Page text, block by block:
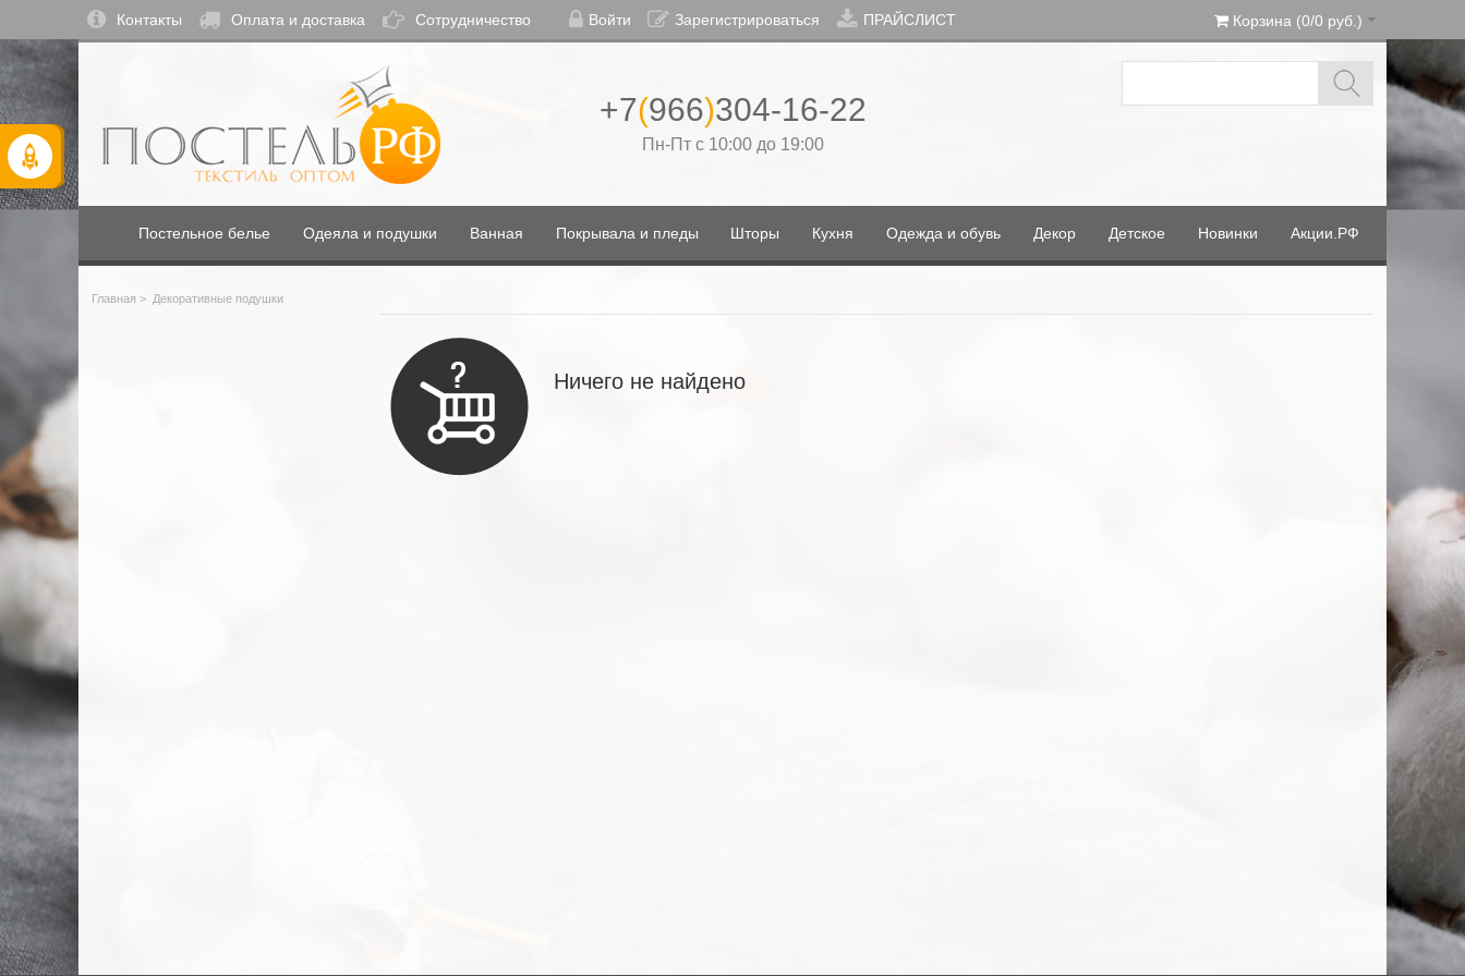
Контакты Оплата и доставка Сотрудничество Войти Зарегистрироваться ПРАЙСЛИСТ Корзина (0/0 руб.)
+7(966)304-16-22
Пн-Пт с 10:00 до 19:00
Постельное белье Одеяла и подушки Ванная Покрывала и пледы Шторы Кухня Одежда и обувь Декор Детское Новинки Акции.РФ
Главная > Декоративные подушки
Ничего не найдено